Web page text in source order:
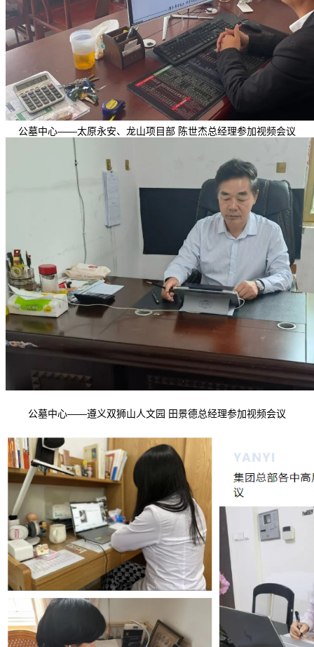
公墓中心——太原永安、龙山项目部 陈世杰总经理参加视频会议
公墓中心——遵义双狮山人文园 田景德总经理参加视频会议